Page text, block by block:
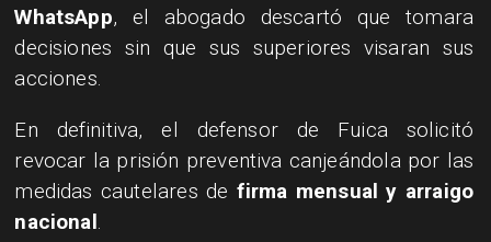
WhatsApp, el abogado descartó que tomara
decisiones sin que sus superiores visaran sus
acciones.
En definitiva, el defensor de Fuica solicitó
revocar la prisión preventiva canjeándola por las
medidas cautelares de firma mensual y arraigo
nacional.